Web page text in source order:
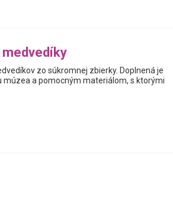
zo súkromnej zbierky. Doplnená je
a pomocným materiálom, s ktorými